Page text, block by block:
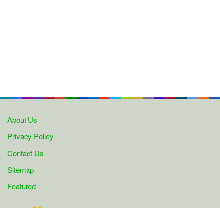
About Us
Privacy Policy
Contact Us
Sitemap
Featured